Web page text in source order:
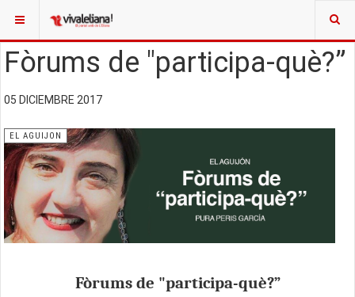
Fòrums de "participa-què?”
05 DICIEMBRE 2017
EL AGUIJON
Fòrums de "participa-què?”